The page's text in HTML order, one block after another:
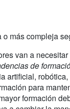
más compleja
van a
de
artificial,
para
formación